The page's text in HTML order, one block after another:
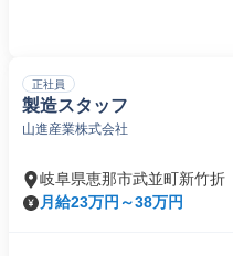
正社員
製造スタッフ
山進産業株式会社
岐阜県恵那市武並町新竹折
月給23万円～38万円